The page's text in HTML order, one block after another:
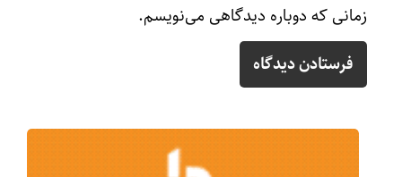
زمانی که دوباره دیدگاهی می‌نویسم.